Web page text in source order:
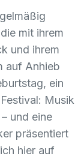
mit ihrem
und ihrem
auf Anhieb
ein
Musik
und eine
präsentiert
hier auf